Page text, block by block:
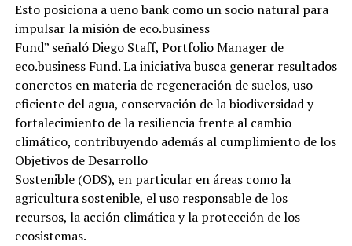
Esto posiciona a ueno bank como un socio natural para
impulsar la misión de eco.business
Fund” señaló Diego Staff, Portfolio Manager de
eco.business Fund. La iniciativa busca generar resultados
concretos en materia de regeneración de suelos, uso
eficiente del agua, conservación de la biodiversidad y
fortalecimiento de la resiliencia frente al cambio
climático, contribuyendo además al cumplimiento de los
Objetivos de Desarrollo
Sostenible (ODS), en particular en áreas como la
agricultura sostenible, el uso responsable de los
recursos, la acción climática y la protección de los
ecosistemas.